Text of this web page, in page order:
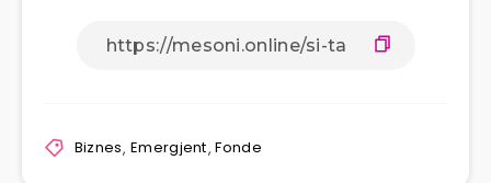
Biznes,Emergjent,Fonde